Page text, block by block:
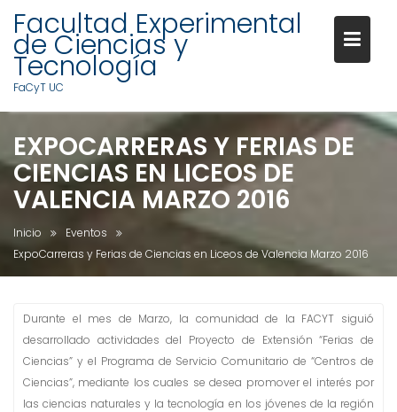
l
Facultad Experimental
de Ciencias y
Tecnología
FaCyT UC
EXPOCARRERAS Y FERIAS DE
CIENCIAS EN LICEOS DE
VALENCIA MARZO 2016
Inicio
Eventos
ExpoCarreras y Ferias de Ciencias en Liceos de Valencia Marzo 2016
Durante el mes de Marzo, la comunidad de la FACYT siguió
desarrollado actividades del Proyecto de Extensión “Ferias de
Ciencias” y el Programa de Servicio Comunitario de “Centros de
Ciencias”, mediante los cuales se desea promover el interés por
las ciencias naturales y la tecnología en los jóvenes de la región